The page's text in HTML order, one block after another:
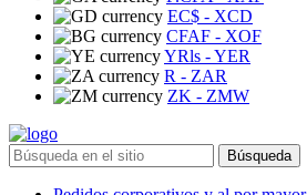
EC$ - XCD
CFAF - XOF
YRls - YER
R - ZAR
ZK - ZMW
Búsqueda